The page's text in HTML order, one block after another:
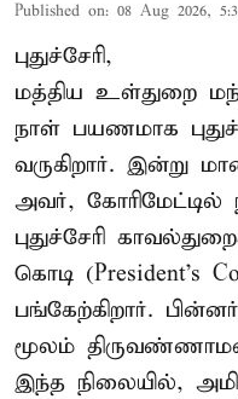
Published on: 08 Aug 2026,
புதுச்சேரி,
மத்திய உள்துறை
நாள் பயணமாக
வருகிறார். இன்று
அவர்,
புதுச்சேரி
கொடி (President's
பங்கேற்கிறார்.
மூலம்
இந்த நிலையில்,